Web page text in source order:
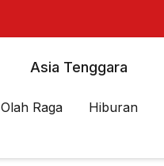
Asia Tenggara
Olah Raga Hiburan